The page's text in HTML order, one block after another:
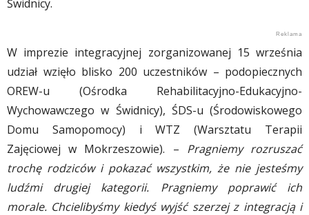
Świdnicy.
W imprezie integracyjnej zorganizowanej 15 września
udział wzięło blisko 200 uczestników – podopiecznych
OREW-u (Ośrodka Rehabilitacyjno-Edukacyjno-
Wychowawczego w Świdnicy), ŚDS-u (Środowiskowego
Domu Samopomocy) i WTZ (Warsztatu Terapii
Zajęciowej w Mokrzeszowie). – Pragniemy rozruszać
trochę rodziców i pokazać wszystkim, że nie jesteśmy
ludźmi drugiej kategorii. Pragniemy poprawić ich
morale. Chcielibyśmy kiedyś wyjść szerzej z integracją i